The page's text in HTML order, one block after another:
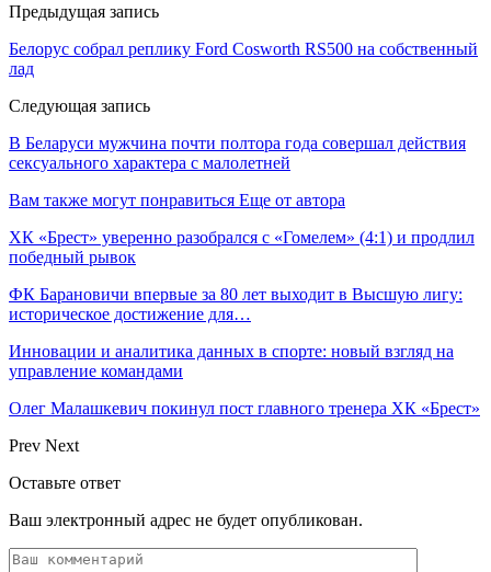
Предыдущая запись
Белорус собрал реплику Ford Cosworth RS500 на собственный
лад
Следующая запись
В Беларуси мужчина почти полтора года совершал действия
сексуального характера с малолетней
Вам также могут понравиться Еще от автора
ХК «Брест» уверенно разобрался с «Гомелем» (4:1) и продлил
победный рывок
ФК Барановичи впервые за 80 лет выходит в Высшую лигу:
историческое достижение для…
Инновации и аналитика данных в спорте: новый взгляд на
управление командами
Олег Малашкевич покинул пост главного тренера ХК «Брест»
Prev Next
Оставьте ответ
Ваш электронный адрес не будет опубликован.